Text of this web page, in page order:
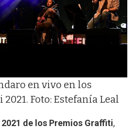
en vivo en los
Foto: Estefanía Leal
de los Premios Graffiti,